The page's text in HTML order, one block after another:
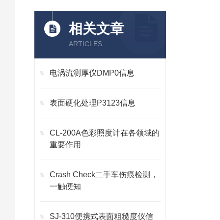
相关文章
ARTICLES
电涡流测厚仪DMP0信息
表面硬化处理P3123信息
CL-200A色彩照度计在各领域的
重要作用
Crash Check二手车伤痕检测，
一触便知
SJ-310便携式表面粗糙度仪信